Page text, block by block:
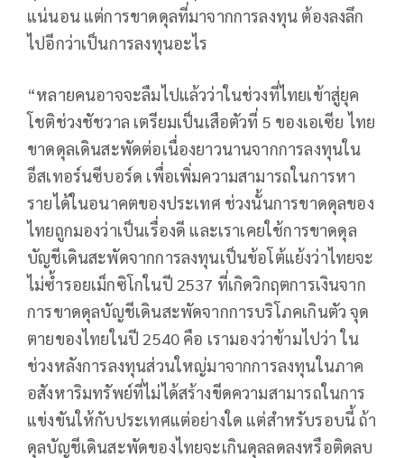
แน่นอน แต่การขาดดุลที่มาจากการลงทุน ต้องลงลึก
ไปอีกว่าเป็นการลงทุนอะไร
“หลายคนอาจจะลืมไปแล้วว่าในช่วงที่ไทยเข้าสู่ยุค
โชติช่วงชัชวาล เตรียมเป็นเสือตัวที่ 5 ของเอเซีย ไทย
ขาดดุลเดินสะพัดต่อเนื่องยาวนานจากการลงทุนใน
อีสเทอร์นซีบอร์ด เพื่อเพิ่มความสามารถในการหา
รายได้ในอนาคตของประเทศ ช่วงนั้นการขาดดุลของ
ไทยถูกมองว่าเป็นเรื่องดี และเราเคยใช้การขาดดุล
บัญชีเดินสะพัดจากการลงทุนเป็นข้อโต้แย้งว่าไทยจะ
ไม่ซ้ำรอยเม็กซิโกในปี 2537 ที่เกิดวิกฤตการเงินจาก
การขาดดุลบัญชีเดินสะพัดจากการบริโภคเกินตัว จุด
ตายของไทยในปี 2540 คือ เรามองว่าข้ามไปว่า ใน
ช่วงหลังการลงทุนส่วนใหญ่มาจากการลงทุนในภาค
อสังหาริมทรัพย์ที่ไม่ได้สร้างขีดความสามารถในการ
แข่งขันให้กับประเทศแต่อย่างใด แต่สำหรับรอบนี้ ถ้า
ดุลบัญชีเดินสะพัดของไทยจะเกินดุลลดลงหรือติดลบ